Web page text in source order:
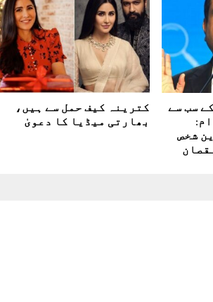
سب سے
شخص
کترینہ کیف حمل سے ہیں،
بھارتی میڈیا کا دعویٰ